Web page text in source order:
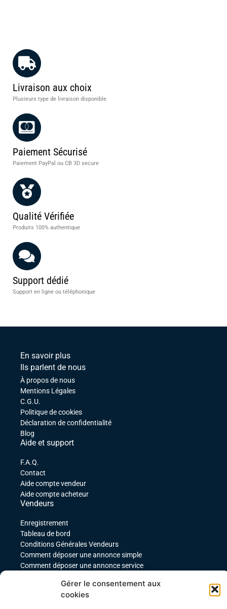
Gérer le consentement aux
cookies
Livraison aux choix
Plusieurs type de livraison disponible
Paiement Sécurisé
Paiement PayPal ou CB 3D secure
Qualité Vérifiée
Produits 100% authentique
Support dédié
Support en ligne ou téléphonique
En savoir plus
Ils parlent de nous
À propos de nous
Mentions Légales
C.G.U.
Politique de cookies
Déclaration de confidentialité
Blog
Aide et support
F.A.Q.
Contact
Aide compte vendeur
Aide compte acheteur
Vendeurs
Enregistrement
Tableau de bord
Conditions Générales Vendeurs
Comment déposer une annonce simple
Comment déposer une annonce service
téléchargeable
Déposer une annonce avec des variables